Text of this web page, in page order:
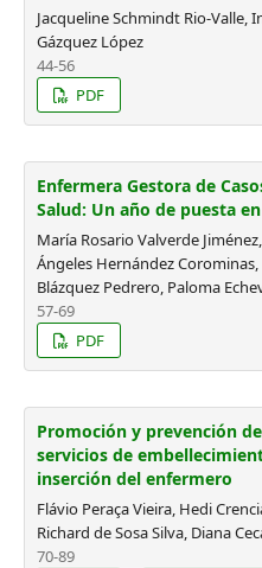
Jacqueline Schmindt Rio-Valle,
Gázquez López
44-56
PDF
Enfermera Gestora de
Salud: Un año de puesta
María Rosario Valverde
Ángeles Hernández
Blázquez Pedrero, Paloma
57-69
PDF
Promoción y prevención
servicios de
inserción del enfermero
Flávio Peraça Vieira, Hedi
Richard de Sosa Silva, Diana
70-89